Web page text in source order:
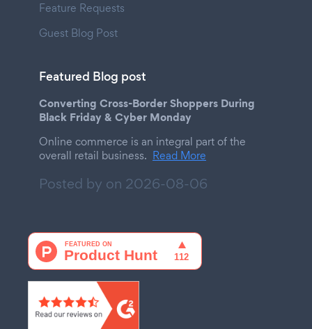
Feature Requests
Guest Blog Post
Featured Blog post
Converting Cross-Border Shoppers During
Black Friday & Cyber Monday
Online commerce is an integral part of the
overall retail business. Read More
Posted by on 2026-08-06